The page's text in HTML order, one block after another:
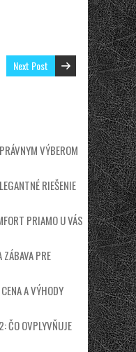
Next Post
VÝBEROM
RIEŠENIE
PRIAMO U VÁS
PRE
A VÝHODY
ČO OVPLYVŇUJE